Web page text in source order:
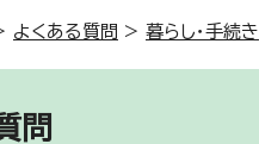
よくある質問 > 暮らし・手続き
問